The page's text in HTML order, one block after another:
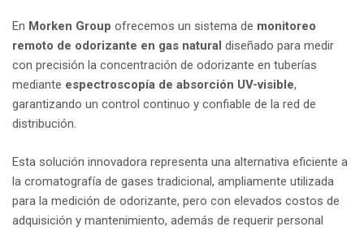
En Morken Group ofrecemos un sistema de monitoreo
remoto de odorizante en gas natural diseñado para medir
con precisión la concentración de odorizante en tuberías
mediante espectroscopía de absorción UV-visible,
garantizando un control continuo y confiable de la red de
distribución.
Esta solución innovadora representa una alternativa eficiente a
la cromatografía de gases tradicional, ampliamente utilizada
para la medición de odorizante, pero con elevados costos de
adquisición y mantenimiento, además de requerir personal